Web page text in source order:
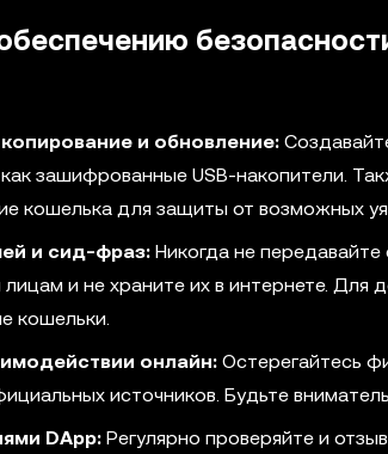
и обновление:
зашифрованные USB-накопители.
кошелька для защиты от возможных
и сид-фраз: Никогда не
и не храните их в интернете.
кошельки.
онлайн: Остерегайтесь
источников. Будьте
DApp: Регулярно проверяйте и